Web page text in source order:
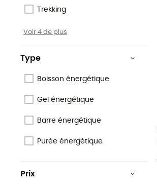
Trekking
Voir 4 de plus
Type
Boisson énergétique
Gel énergétique
Barre énergétique
Purée énergétique
Prix